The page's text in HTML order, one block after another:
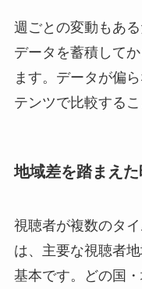
週ごとの変動もあ
データを蓄積して
ます。データが偏
テンツで比較する
地域差を踏まえ
視聴者が複数のタ
は、主要な視聴者
基本です。どの国